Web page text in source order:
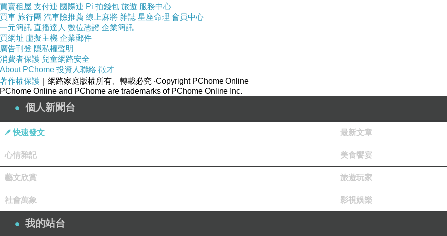
下一篇：沒有更重要的了
買賣租屋 支付連 國際連 Pi 拍錢包 旅遊 服務中心
買車 旅行團 汽車險推薦 線上麻將 雜誌 星座命理 會員中心
一元簡訊 直播達人 數位憑證 企業簡訊
買網址 虛擬主機 企業郵件
廣告刊登 隱私權聲明
消費者保護 兒童網路安全
About PChome 投資人聯絡 徵才
著作權保護 ｜網路家庭版權所有、轉載必究 ‧Copyright PChome Online
PChome Online and PChome are trademarks of PChome Online Inc.
個人新聞台
快速發文 最新文章
心情雜記 美食饗宴
藝文欣賞 旅遊玩家
社會萬象 影視娛樂
我的站台